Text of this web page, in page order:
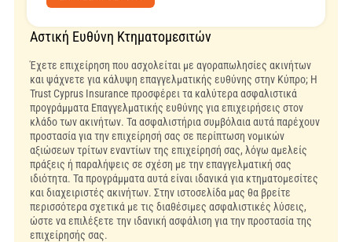
Αστική Ευθύνη Κτηματομεσιτών
Έχετε επιχείρηση που ασχολείται με αγοραπωλησίες ακινήτων
και ψάχνετε για κάλυψη επαγγελματικής ευθύνης στην Κύπρο; Η
Trust Cyprus Insurance προσφέρει τα καλύτερα ασφαλιστικά
προγράμματα Επαγγελματικής ευθύνης για επιχειρήσεις στον
κλάδο των ακινήτων. Τα ασφαλιστήρια συμβόλαια αυτά παρέχουν
προστασία για την επιχείρησή σας σε περίπτωση νομικών
αξιώσεων τρίτων εναντίων της επιχείρησή σας, λόγω αμελείς
πράξεις ή παραλήψεις σε σχέση με την επαγγελματική σας
ιδιότητα. Τα προγράμματα αυτά είναι ιδανικά για κτηματομεσίτες
και διαχειριστές ακινήτων. Στην ιστοσελίδα μας θα βρείτε
περισσότερα σχετικά με τις διαθέσιμες ασφαλιστικές λύσεις,
ώστε να επιλέξετε την ιδανική ασφάλιση για την προστασία της
επιχείρησής σας.